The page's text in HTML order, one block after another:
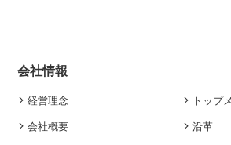
会社情報
経営理念 トップ
会社概要 沿革